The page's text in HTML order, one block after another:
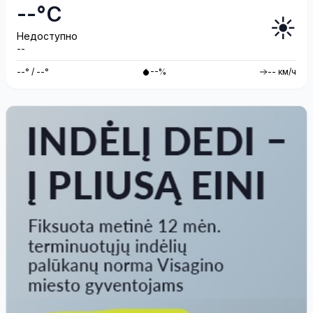
--°C
Недоступно
--
☀️
--° / --° --% -- км/ч